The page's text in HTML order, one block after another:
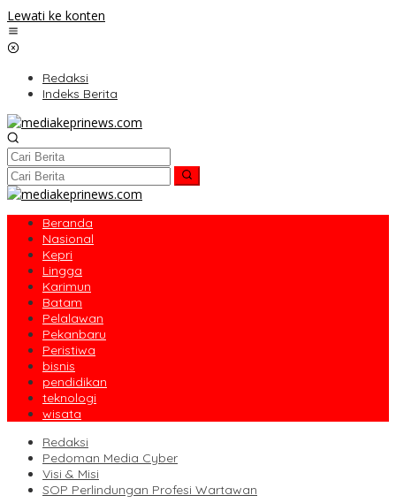
Lewati ke konten
Redaksi
Indeks Berita
Beranda
Nasional
Kepri
Lingga
Karimun
Batam
Pelalawan
Pekanbaru
Peristiwa
bisnis
pendidikan
teknologi
wisata
Redaksi
Pedoman Media Cyber
Visi & Misi
SOP Perlindungan Profesi Wartawan